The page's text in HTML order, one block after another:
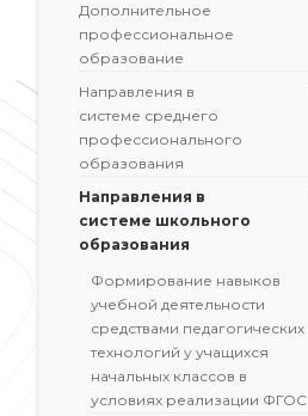
Дополнительное
профессиональное
образование
Направления в
системе среднего
профессионального
образования
Направления в
системе школьного
образования
Формирование навыков
учебной деятельности
средствами педагогических
технологий у учащихся
начальных классов в
условиях реализации ФГОС